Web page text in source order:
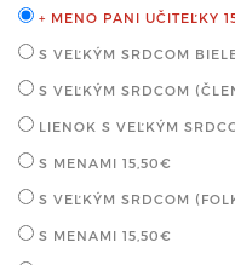
+ MENO PANI UČITEĽKY
S VEĽKÝM SRDCOM
S VEĽKÝM SRDCOM
LIENOK S VEĽKÝM
S MENAMI 15,50€
S VEĽKÝM SRDCOM
S MENAMI 15,50€